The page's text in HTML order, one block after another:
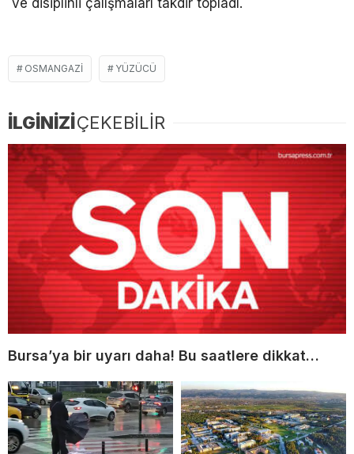
OSMANGAZI YÜZÜCÜ
İLGİNİZİÇEKEBİLİR
Bursa’ya bir uyarı daha! Bu saatlere dikkat…